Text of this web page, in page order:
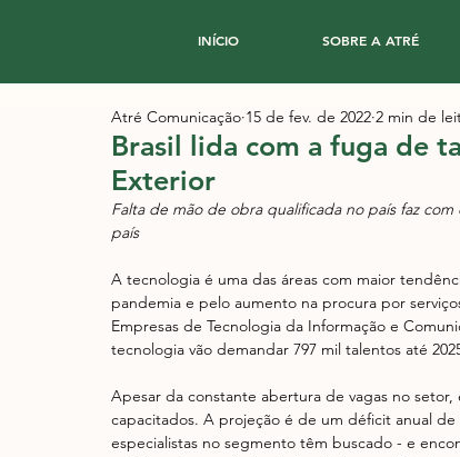
INÍCIO SOBRE A ATRÉ
Brasil lida com a fuga de
Exterior
Atré Comunicação 15 de fev. de 2022 2 min de
Falta de mão de obra qualificada no país faz
país
A tecnologia é uma das áreas com maior
pandemia e pelo aumento na procura por
Empresas de Tecnologia da Informação e
tecnologia vão demandar 797 mil talentos até
Apesar da constante abertura de vagas no
capacitados. A projeção é de um déficit anual
especialistas no segmento têm buscado - e